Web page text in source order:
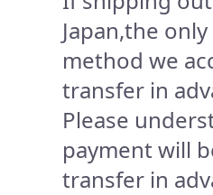
Japan,the
method we
transfer in
Please
payment will
transfer in